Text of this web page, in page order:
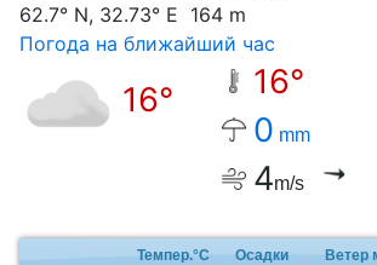
62.7° N, 32.73° E 164 m
Погода на ближайший час
16°
16°
0 mm
4m/s
Темпер.°C Осадки